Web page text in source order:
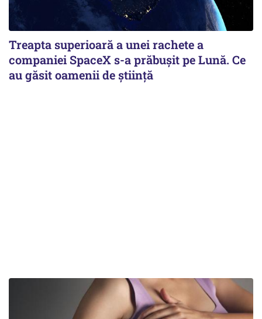
Treapta superioară a unei rachete a
companiei SpaceX s-a prăbușit pe Lună. Ce
au găsit oamenii de știință